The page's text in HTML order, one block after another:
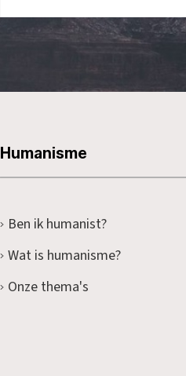
Humanisme
Ben ik humanist?
Wat is humanisme?
Onze thema's